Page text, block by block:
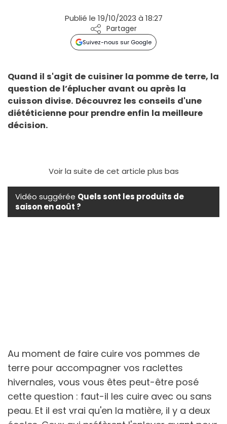
Publié le 19/10/2023 à 18:27
Partager
Suivez-nous sur Google
Quand il s'agit de cuisiner la pomme de terre, la
question de l’éplucher avant ou après la
cuisson divise. Découvrez les conseils d'une
diététicienne pour prendre enfin la meilleure
décision.
Voir la suite de cet article plus bas
Vidéo suggérée Quels sont les produits de
saison en août ?
Au moment de faire cuire vos pommes de
terre pour accompagner vos raclettes
hivernales, vous vous êtes peut-être posé
cette question : faut-il les cuire avec ou sans
peau. Et il est vrai qu'en la matière, il y a deux